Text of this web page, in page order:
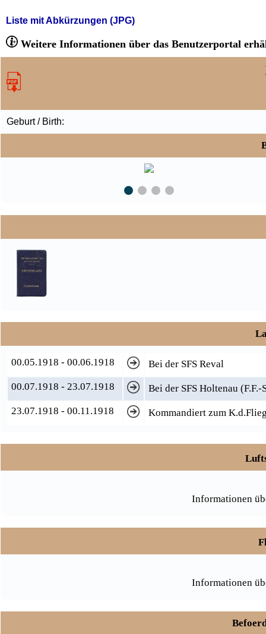
Liste mit Abkürzungen (JPG)
Weitere Informationen über das Benutzerportal
Geburt / Birth:
00.05.1918 - 00.06.1918
Bei der SFS Reval
00.07.1918 - 23.07.1918
Bei der SFS Holtenau (F.F.-
23.07.1918 - 00.11.1918
Kommandiert zum
Informationen
Informationen